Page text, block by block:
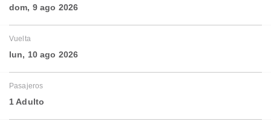
dom, 9 ago 2026
Vuelta
lun, 10 ago 2026
Pasajeros
1 Adulto